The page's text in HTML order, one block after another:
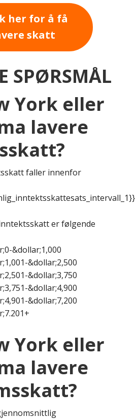
her for å få
skatt
SPØRSMÅL
York eller
lavere
faller innenfor
er følgende
&dollar;1,000
&dollar;2,500
&dollar;3,750
&dollar;4,900
&dollar;7,200
York eller
lavere